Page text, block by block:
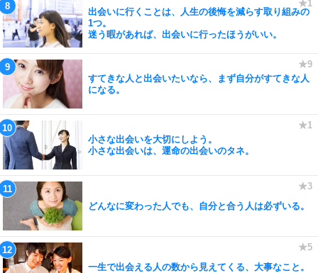
出会いに行くことは、人生の後悔を減らす取り組みの
1つ。
迷う暇があれば、出会いに行ったほうがいい。
すてきな人と出会いたいなら、まず自分がすてきな人
になる。
小さな出会いを大切にしよう。
小さな出会いは、運命の出会いのタネ。
どんなに変わった人でも、自分と合う人は必ずいる。
一生で出会える人の数から見えてくる、大事なこと。